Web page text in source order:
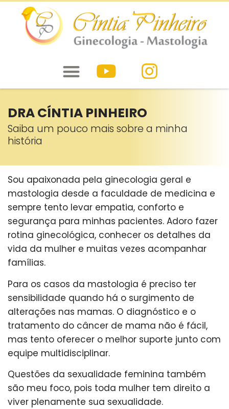
DRA CÍNTIA PINHEIRO
Saiba um pouco mais sobre a minha
história
Sou apaixonada pela ginecologia geral e
mastologia desde a faculdade de medicina e
sempre tento levar empatia, conforto e
segurança para minhas pacientes. Adoro fazer
rotina ginecológica, conhecer os detalhes da
vida da mulher e muitas vezes acompanhar
famílias.
Para os casos da mastologia é preciso ter
sensibilidade quando há o surgimento de
alterações nas mamas. O diagnóstico e o
tratamento do câncer de mama não é fácil,
mas tento oferecer o melhor suporte junto com
equipe multidisciplinar.
Questões da sexualidade feminina também
são meu foco, pois toda mulher tem direito a
viver plenamente sua sexualidade.